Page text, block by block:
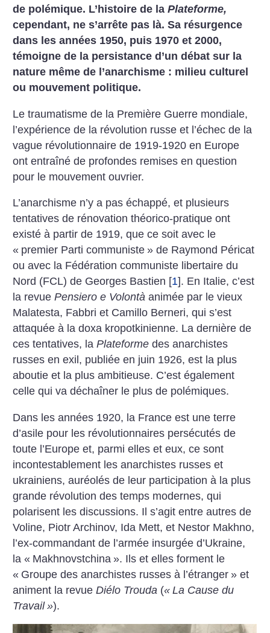
de polémique. L’histoire de laPlateforme,
cependant, ne s’arrête pas là. Sa résurgence
dans les années 1950, puis 1970 et 2000,
témoigne de la persistance d’un débat sur la
nature même de l’anarchisme : milieu culturel
ou mouvement politique.
Le traumatisme de la Première Guerre mondiale,
l’expérience de la révolution russe et l’échec de la
vague révolutionnaire de 1919-1920 en Europe
ont entraîné de profondes remises en question
pour le mouvement ouvrier.
L’anarchisme n’y a pas échappé, et plusieurs
tentatives de rénovation théorico-pratique ont
existé à partir de 1919, que ce soit avec le
« premier Parti communiste » de Raymond Péricat
ou avec la Fédération communiste libertaire du
Nord (FCL) de Georges Bastien [1]. En Italie, c’est
la revuePensiero e Volontà animée par le vieux
Malatesta, Fabbri et Camillo Berneri, qui s’est
attaquée à la doxa kropotkinienne. La dernière de
ces tentatives, laPlateforme des anarchistes
russes en exil, publiée en juin 1926, est la plus
aboutie et la plus ambitieuse. C’est également
celle qui va déchaîner le plus de polémiques.
Dans les années 1920, la France est une terre
d’asile pour les révolutionnaires persécutés de
toute l’Europe et, parmi elles et eux, ce sont
incontestablement les anarchistes russes et
ukrainiens, auréolés de leur participation à la plus
grande révolution des temps modernes, qui
polarisent les discussions. Il s’agit entre autres de
Voline, Piotr Archinov, Ida Mett, et Nestor Makhno,
l’ex-commandant de l’armée insurgée d’Ukraine,
la « Makhnovstchina ». Ils et elles forment le
« Groupe des anarchistes russes à l’étranger » et
animent la revueDiélo Trouda (« La Cause du
Travail »).